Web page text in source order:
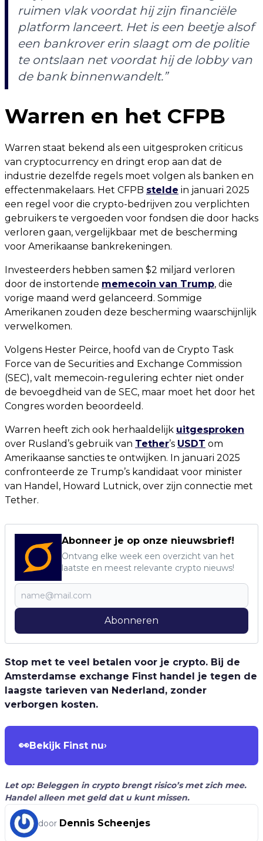
ruimen vlak voordat hij zijn financiële
platform lanceert. Het is een beetje alsof
een bankrover erin slaagt om de politie
te ontslaan net voordat hij de lobby van
de bank binnenwandelt.”
Warren en het CFPB
Warren staat bekend als een uitgesproken criticus
van cryptocurrency en dringt erop aan dat de
industrie dezelfde regels moet volgen als banken en
effectenmakelaars. Het CFPB stelde in januari 2025
een regel voor die crypto-bedrijven zou verplichten
gebruikers te vergoeden voor fondsen die door hacks
verloren gaan, vergelijkbaar met de bescherming
voor Amerikaanse bankrekeningen.
Investeerders hebben samen $2 miljard verloren
door de instortende memecoin van Trump, die
vorige maand werd gelanceerd. Sommige
Amerikanen zouden deze bescherming waarschijnlijk
verwelkomen.
Volgens Hester Peirce, hoofd van de Crypto Task
Force van de Securities and Exchange Commission
(SEC), valt memecoin-regulering echter niet onder
de bevoegdheid van de SEC, maar moet het door het
Congres worden beoordeeld.
Warren heeft zich ook herhaaldelijk uitgesproken
over Rusland’s gebruik van Tether’s USDT om
Amerikaanse sancties te ontwijken. In januari 2025
confronteerde ze Trump’s kandidaat voor minister
van Handel, Howard Lutnick, over zijn connectie met
Tether.
Abonneer je op onze nieuwsbrief!
Ontvang elke week een overzicht van het
laatste en meest relevante crypto nieuws!
Abonneren
Stop met te veel betalen voor je crypto. Bij de
Amsterdamse exchange Finst handel je tegen de
laagste tarieven van Nederland, zonder
verborgen kosten.
👀Bekijk Finst nu›
Let op: Beleggen in crypto brengt risico’s met zich mee.
Handel alleen met geld dat u kunt missen.
door Dennis Scheenjes